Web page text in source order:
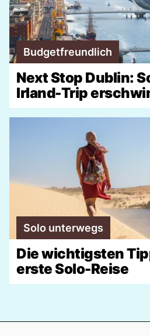
Budgetfreundlich
Next Stop Dublin:
Irland-Trip
Solo unterwegs
Die wichtigsten
erste Solo-Reise